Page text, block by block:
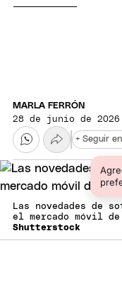
MARLA FERRÓN
28 de junio de
+ Seguir en
Las novedades de
el mercado móvil
Shutterstock